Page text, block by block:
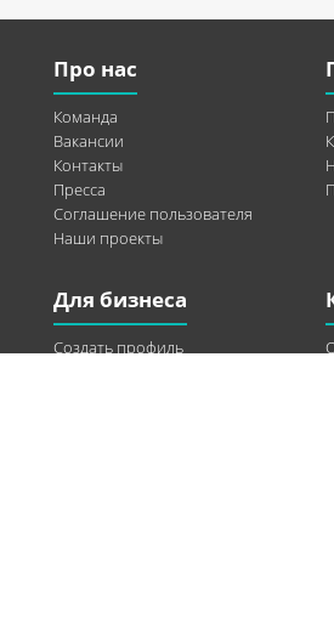
Про нас
Команда
Вакансии
Контакты
Пресса
Соглашение пользователя
Наши проекты
Для бизнеса
Создать профиль